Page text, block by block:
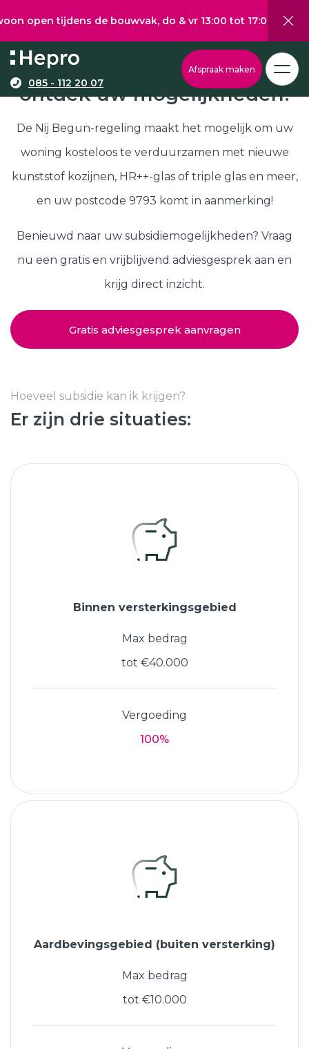
tijdens de bouwvak, do & vr 13:00 tot 17:00, za 10:00
085 - 112 20 07
Afspraak maken
Nij Begun subsidie in 9793,
ontdek uw mogelijkheden!
De Nij Begun-regeling maakt het mogelijk om uw
woning kosteloos te verduurzamen met nieuwe
kunststof kozijnen, HR++-glas of triple glas en meer,
en uw postcode 9793 komt in aanmerking!
Benieuwd naar uw subsidiemogelijkheden? Vraag
nu een gratis en vrijblijvend adviesgesprek aan en
krijg direct inzicht.
Gratis adviesgesprek aanvragen
Hoeveel subsidie kan ik krijgen?
Er zijn drie situaties:
Binnen versterkingsgebied
Max bedrag
tot €40.000
Vergoeding
100%
Aardbevingsgebied (buiten versterking)
Max bedrag
tot €10.000
Wat wilt u graag verduurzamen?
Via onze configurator berekent u eenvoudig een
richtprijs voor uw kunststof kozijnen, -deuren, of
schuifpuien.
Samenstellen
Deuren
Schuifpuien
Kunststof kozijnen
Kunststof deuren
Kunststof schuifpuien
Isolatie
Klantenservice
Hepro
Subsidies
SHOWROOM BEZOEKEN